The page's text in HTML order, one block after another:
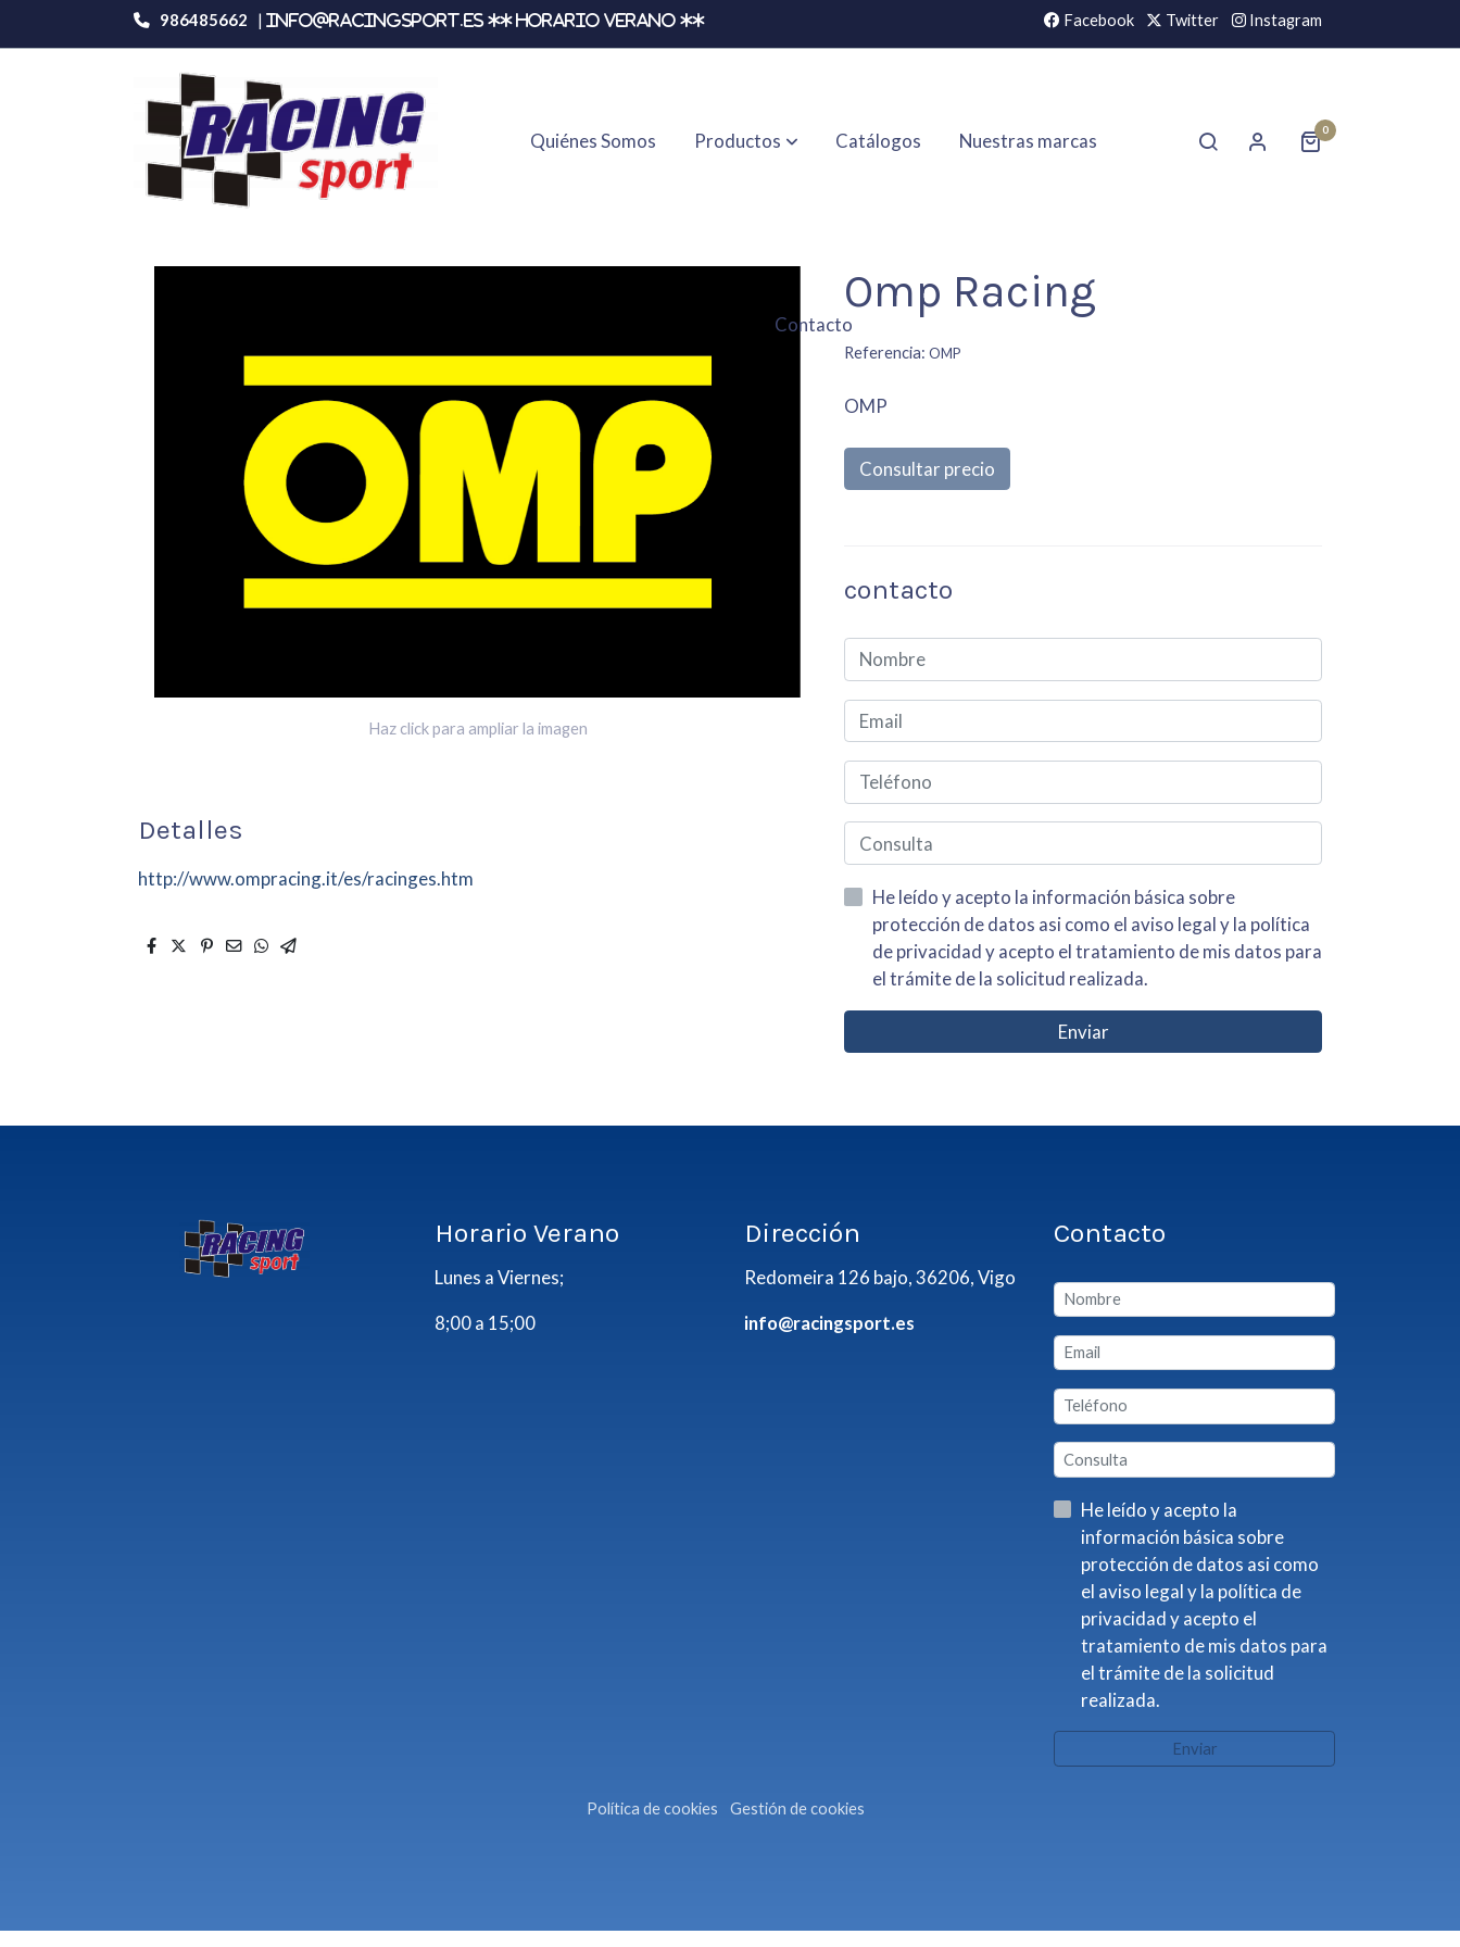
986485662 | info@racingsport.es ** HORARIO VERANO ** Facebook Twitter Instagram
Quiénes Somos Productos Catálogos Nuestras marcas
Contacto
0
Productos Omp Racing
Haz click para ampliar la imagen
Detalles
http://www.ompracing.it/es/racinges.htm
Omp Racing
Referencia:OMP
OMP
Consultar precio
contacto
He leído y acepto la información básica sobre
protección de datos asi como el aviso legal y la política
de privacidad y acepto el tratamiento de mis datos para
el trámite de la solicitud realizada.
Enviar
Horario Verano
Lunes a Viernes;
8;00 a 15;00
Dirección
Redomeira 126 bajo, 36206, Vigo
info@racingsport.es
Contacto
He leído y acepto la
información básica sobre
protección de datos asi como
el aviso legal y la política de
privacidad y acepto el
tratamiento de mis datos para
el trámite de la solicitud
realizada.
Enviar
Política de cookies Gestión de cookies